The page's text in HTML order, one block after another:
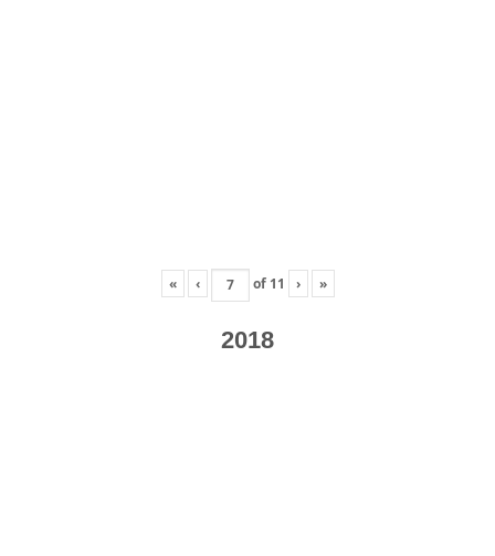
« ‹ of 11 › »
2018